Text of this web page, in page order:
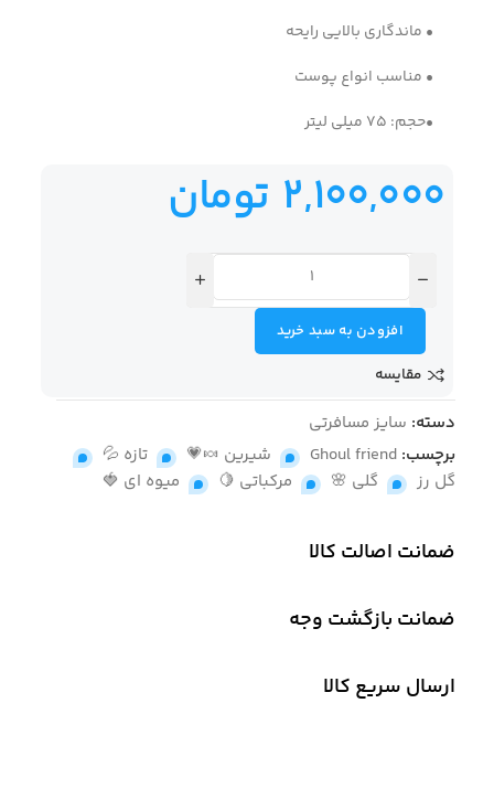
• ماندگاری بالایی رایحه
• مناسب انواع پوست
•حجم: 75 میلی لیتر
2,100,000 تومان
افزودن به سبد خرید
مقایسه
دسته: سایز مسافرتی
برچسب: Ghoul friend
, شیرین 🍬💗 , تازه 💦
,
گل رز
, گلی 🌸 , مرکباتی 🍋 , میوه ای 🍓
ضمانت اصالت کالا
ضمانت بازگشت وجه
ارسال سریع کالا